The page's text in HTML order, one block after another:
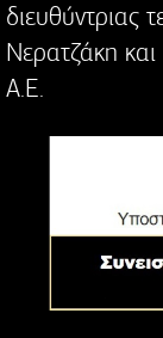
διευθύντριας
Νερατζάκη
Α.Ε.